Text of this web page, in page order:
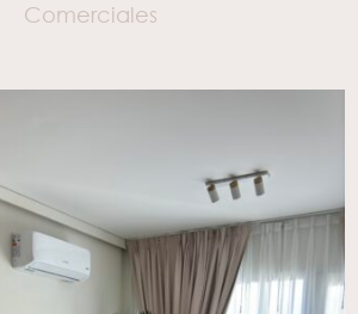
Comerciales